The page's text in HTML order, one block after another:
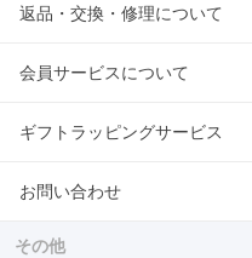
返品・交換・修理について
会員サービスについて
ギフトラッピングサービス
お問い合わせ
その他